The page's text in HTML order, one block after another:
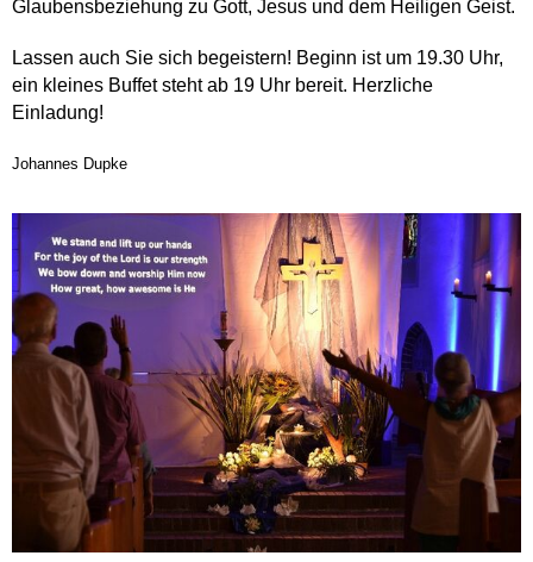
Glaubensbeziehung zu Gott, Jesus und dem Heiligen Geist.
Lassen auch Sie sich begeistern! Beginn ist um 19.30 Uhr,
ein kleines Buffet steht ab 19 Uhr bereit. Herzliche
Einladung!
Johannes Dupke